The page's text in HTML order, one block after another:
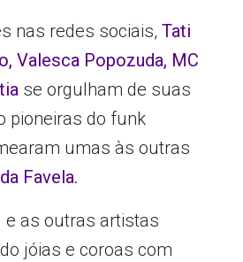
nas redes sociais, Tati
Valesca Popozuda, MC
se orgulham de suas
pioneiras do funk
umas às outras
Favela.
e as outras artistas
jóias e coroas com